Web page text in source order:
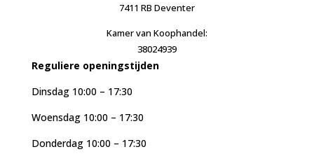
7411 RB Deventer
Kamer van Koophandel:
38024939
Reguliere openingstijden
Dinsdag 10:00 – 17:30
Woensdag 10:00 – 17:30
Donderdag 10:00 – 17:30